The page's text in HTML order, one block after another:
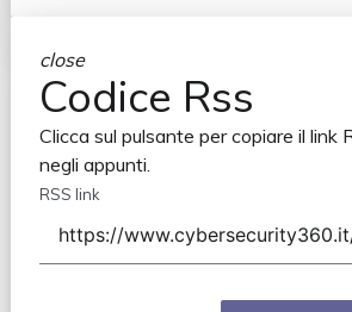
close
Codice Rss
Clicca sul pulsante per copiare il link
negli appunti.
RSS link